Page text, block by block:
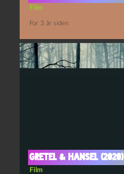
Film
For 3 år siden
Gretel & Hansel (2020)
Film